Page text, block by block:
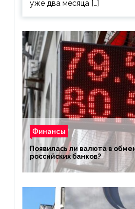
уже два месяца […]
Финансы
Появилась ли валюта в
российских банков?